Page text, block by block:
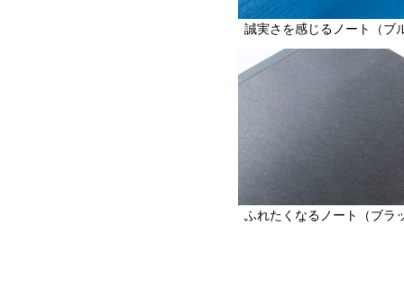
誠実さを感じるノート（ブ
ふれたくなるノート（ブラ